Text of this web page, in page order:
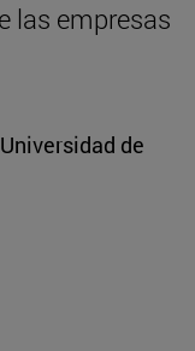
las empresas
de